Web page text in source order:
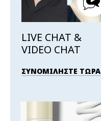
LIVE CHAT &
VIDEO CHAT
ΣΥΝΟΜΙΛΗΣΤΕ ΤΩΡΑ